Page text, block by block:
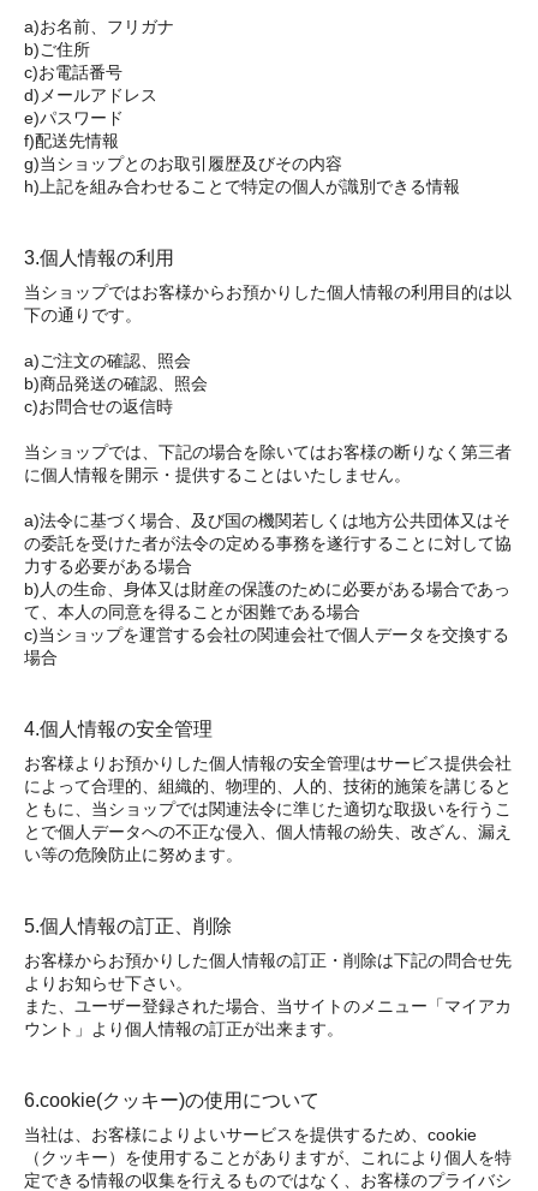
a)お名前、フリガナ
b)ご住所
c)お電話番号
d)メールアドレス
e)パスワード
f)配送先情報
g)当ショップとのお取引履歴及びその内容
h)上記を組み合わせることで特定の個人が識別できる情報
3.個人情報の利用
当ショップではお客様からお預かりした個人情報の利用目的は以
下の通りです。
a)ご注文の確認、照会
b)商品発送の確認、照会
c)お問合せの返信時
当ショップでは、下記の場合を除いてはお客様の断りなく第三者
に個人情報を開示・提供することはいたしません。
a)法令に基づく場合、及び国の機関若しくは地方公共団体又はそ
の委託を受けた者が法令の定める事務を遂行することに対して協
力する必要がある場合
b)人の生命、身体又は財産の保護のために必要がある場合であっ
て、本人の同意を得ることが困難である場合
c)当ショップを運営する会社の関連会社で個人データを交換する
場合
4.個人情報の安全管理
お客様よりお預かりした個人情報の安全管理はサービス提供会社
によって合理的、組織的、物理的、人的、技術的施策を講じると
ともに、当ショップでは関連法令に準じた適切な取扱いを行うこ
とで個人データへの不正な侵入、個人情報の紛失、改ざん、漏え
い等の危険防止に努めます。
5.個人情報の訂正、削除
お客様からお預かりした個人情報の訂正・削除は下記の問合せ先
よりお知らせ下さい。
また、ユーザー登録された場合、当サイトのメニュー「マイアカ
ウント」より個人情報の訂正が出来ます。
6.cookie(クッキー)の使用について
当社は、お客様によりよいサービスを提供するため、cookie
（クッキー）を使用することがありますが、これにより個人を特
定できる情報の収集を行えるものではなく、お客様のプライバシ